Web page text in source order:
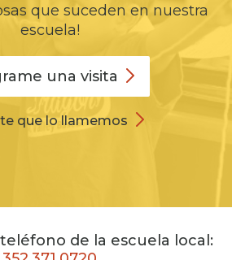
que suceden en nuestra
escuela!
una visita
que lo llamemos
de la escuela local: